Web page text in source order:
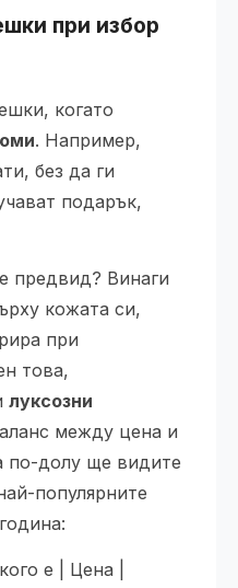
при избор
когато
. Например,
без да ги
подарък,
предвид? Винаги
кожата си,
при
това,
луксозни
между цена и
по-долу ще видите
популярните
е | Цена |